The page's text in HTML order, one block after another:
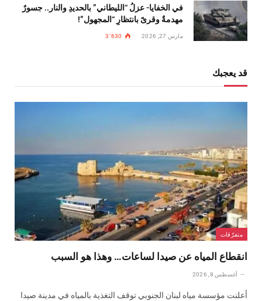
في الخفايا- عزلُ “الليطاني” بالحديدِ والنار.. جسورٌ
مهدمةٌ وقرىً بانتظارِ “المجهول”!
مارس 27, 2026 3٬630
قد يعجبك
متفرّقات
انقطاع المياه عن صيدا لساعات… وهذا هو السبب
أغسطس 8, 2026
أعلنت مؤسسة مياه لبنان الجنوبي توقف التغذية بالمياه في مدينة صيدا